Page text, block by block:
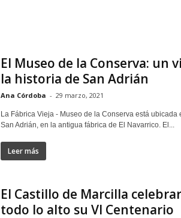
El Museo de la Conserva: un
la historia de San Adrián
Ana Córdoba - 29 marzo, 2021
La Fábrica Vieja - Museo de la Conserva está ubicada
San Adrián, en la antigua fábrica de El Navarrico. El...
Leer más
El Castillo de Marcilla
todo lo alto su VI Centenario